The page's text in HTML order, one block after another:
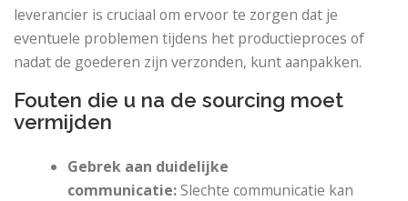
leverancier is cruciaal om ervoor te zorgen dat je
eventuele problemen tijdens het productieproces of
nadat de goederen zijn verzonden, kunt aanpakken.
Fouten die u na de sourcing moet
vermijden
Gebrek aan duidelijke
communicatie:Slechte communicatie kan